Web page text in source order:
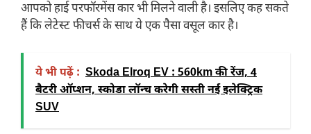
आपको हाई परफॉरमेंस कार भी मिलने वाली है। इसलिए कह सकते
हैं कि लेटेस्ट फीचर्स के साथ ये एक पैसा वसूल कार है।
ये भी पढ़ें : Skoda Elroq EV : 560km की रेंज, 4
बैटरी ऑप्शन, स्कोडा लॉन्च करेगी सस्ती नई इलेक्ट्रिक
SUV